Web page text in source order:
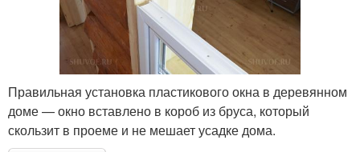
Правильная установка пластикового окна в деревянном
доме — окно вставлено в короб из бруса, который
скользит в проеме и не мешает усадке дома.